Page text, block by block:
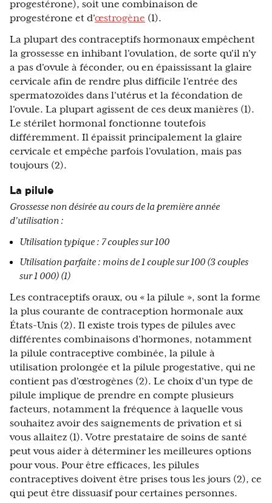
progestérone), soit une combinaison de
progestérone et d'œstrogène (1).
La plupart des contraceptifs hormonaux empêchent
la grossesse en inhibant l'ovulation, de sorte qu'il n'y
a pas d'ovule à féconder, ou en épaississant la glaire
cervicale afin de rendre plus difficile l'entrée des
spermatozoïdes dans l'utérus et la fécondation de
l'ovule. La plupart agissent de ces deux manières (1).
Le stérilet hormonal fonctionne toutefois
différemment. Il épaissit principalement la glaire
cervicale et empêche parfois l'ovulation, mais pas
toujours (2).
La pilule
Grossesse non désirée au cours de la première année
d'utilisation :
Utilisation typique : 7 couples sur 100
Utilisation parfaite : moins de 1 couple sur 100 (3 couples
sur 1 000) (1)
Les contraceptifs oraux, ou « la pilule », sont la forme
la plus courante de contraception hormonale aux
États-Unis (2). Il existe trois types de pilules avec
différentes combinaisons d'hormones, notamment
la pilule contraceptive combinée, la pilule à
utilisation prolongée et la pilule progestative, qui ne
contient pas d'œstrogènes (2). Le choix d'un type de
pilule implique de prendre en compte plusieurs
facteurs, notamment la fréquence à laquelle vous
souhaitez avoir des saignements de privation et si
vous allaitez (1). Votre prestataire de soins de santé
peut vous aider à déterminer les meilleures options
pour vous. Pour être efficaces, les pilules
contraceptives doivent être prises tous les jours (2), ce
qui peut être dissuasif pour certaines personnes.